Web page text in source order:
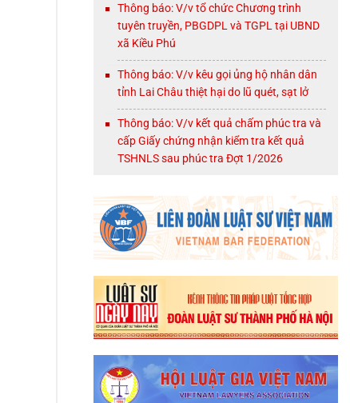
Thông báo: V/v tổ chức Chương trình
tuyên truyền, PBGDPL và TGPL tại UBND
xã Kiều Phú
Thông báo: V/v kêu gọi ủng hộ nhân dân
tỉnh Lai Châu thiệt hại do lũ quét, sạt lở
Thông báo: V/v kết quả chấm phúc tra và
cấp Giấy chứng nhận kiểm tra kết quả
TSHNLS sau phúc tra Đợt 1/2026